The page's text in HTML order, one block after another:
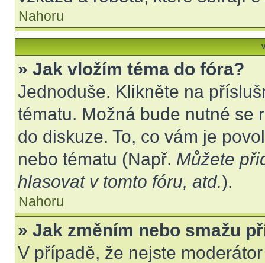
Nahoru
» Jak vložím téma do fóra?
Jednoduše. Klikněte na
tématu. Možná bude nutné se
do diskuze. To, co vám je
nebo tématu (Např. Můžete
hlasovat v tomto fóru, atd.).
Nahoru
» Jak změním nebo smažu
V případě, že nejste